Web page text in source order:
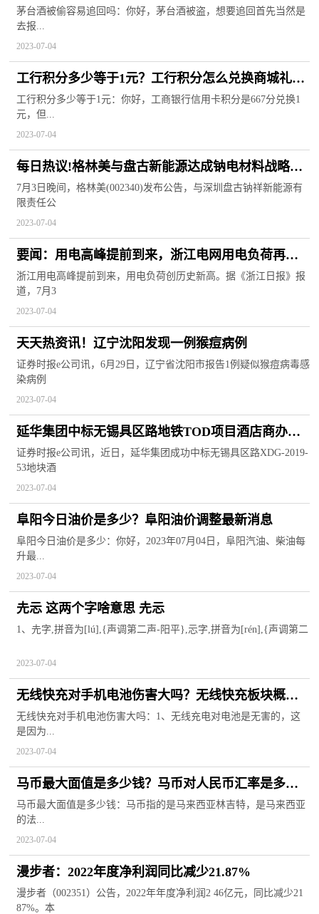
茅台酒被偷容易追回吗：你好，茅台酒被盗，想要追回首先当然是
去报...
2023-07-04
工行积分多少等于1元？工行积分怎么兑换商城礼
品？
工行积分多少等于1元：你好，工商银行信用卡积分是667分兑换1
元，但...
2023-07-04
每日热议!格林美与盘古新能源达成钠电材料战略合
作 钠离子电池产业化按下“加速键”
7月3日晚间，格林美(002340)发布公告，与深圳盘古钠祥新能源有
限责任公
2023-07-04
要闻：用电高峰提前到来，浙江电网用电负荷再次
破亿
浙江用电高峰提前到来，用电负荷创历史新高。据《浙江日报》报
道，7月3
2023-07-04
天天热资讯！辽宁沈阳发现一例猴痘病例
证券时报e公司讯，6月29日，辽宁省沈阳市报告1例疑似猴痘病毒感
染病例
2023-07-04
延华集团中标无锡具区路地铁TOD项目酒店商办智
能化工程-快消息
证券时报e公司讯，近日，延华集团成功中标无锡具区路XDG-2019-
53地块酒
2023-07-04
阜阳今日油价是多少？阜阳油价调整最新消息
阜阳今日油价是多少：你好，2023年07月04日，阜阳汽油、柴油每
升最...
2023-07-04
圥忈 这两个字啥意思 圥忈
1、圥字,拼音为[lú],{声调第二声-阳平},忈字,拼音为[rén],{声调第二
2023-07-04
无线快充对手机电池伤害大吗？无线快充板块概念
股有哪些？
无线快充对手机电池伤害大吗：1、无线充电对电池是无害的，这
是因为...
2023-07-04
马币最大面值是多少钱？马币对人民币汇率是多
少？
马币最大面值是多少钱：马币指的是马来西亚林吉特，是马来西亚
的法...
2023-07-04
漫步者：2022年度净利润同比减少21.87%
漫步者（002351）公告，2022年年度净利润2 46亿元，同比减少21
87%。本